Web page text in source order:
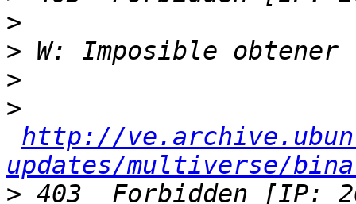
>
>
>
>
http://
updates/multiverse/
>